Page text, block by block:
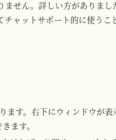
ません。詳しい方がありまし
ャットサポート的に使うこ
ます。右下にウィンドウが表
ます。